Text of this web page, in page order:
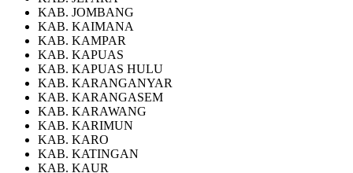
KAB. JOMBANG
KAB. KAIMANA
KAB. KAMPAR
KAB. KAPUAS
KAB. KAPUAS HULU
KAB. KARANGANYAR
KAB. KARANGASEM
KAB. KARAWANG
KAB. KARIMUN
KAB. KARO
KAB. KATINGAN
KAB. KAUR